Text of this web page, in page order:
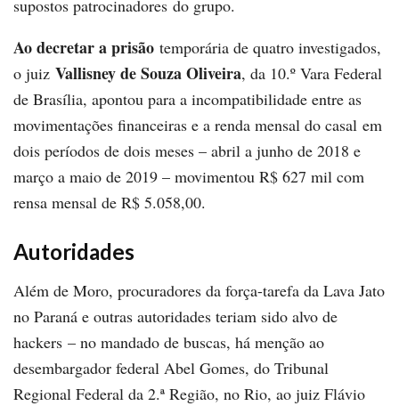
supostos patrocinadores do grupo.
Ao decretar a prisão temporária de quatro investigados,
o juiz Vallisney de Souza Oliveira, da 10.º Vara Federal
de Brasília, apontou para a incompatibilidade entre as
movimentações financeiras e a renda mensal do casal em
dois períodos de dois meses – abril a junho de 2018 e
março a maio de 2019 – movimentou R$ 627 mil com
rensa mensal de R$ 5.058,00.
Autoridades
Além de Moro, procuradores da força-tarefa da Lava Jato
no Paraná e outras autoridades teriam sido alvo de
hackers – no mandado de buscas, há menção ao
desembargador federal Abel Gomes, do Tribunal
Regional Federal da 2.ª Região, no Rio, ao juiz Flávio